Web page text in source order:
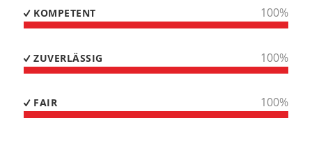
KOMPETENT 100%
ZUVERLÄSSIG 100%
FAIR 100%